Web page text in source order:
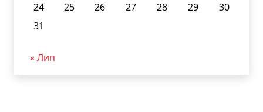
24
25 26 27 28 29
30
31
« Лип